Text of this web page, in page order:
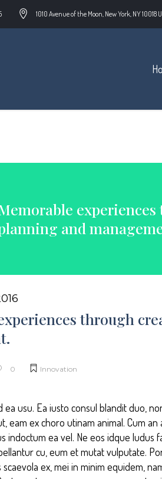
1010 Avenue of the Moon, New York, NY 10018
experiences through creative
and
through
0 Innovation
ea usu. Ea iusto consul blandit duo,
eam ex choro utinam animal. Cum
indoctum ea vel. Ne eos idque ludus
cu, eum et mutat vulputate.
ex, mei in minim equidem,